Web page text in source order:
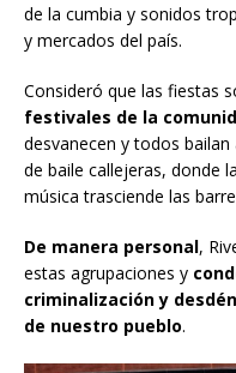
de la cumbia y sonidos
y mercados del país.
Consideró que las fiestas
festivales de la
desvanecen y todos
de baile callejeras, donde
música trasciende las
De manera personal,
estas agrupaciones y
criminalización y
de nuestro pueblo.